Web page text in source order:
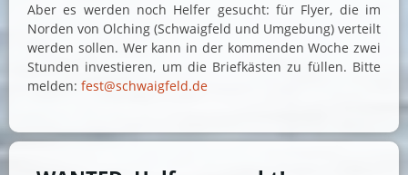
Aber es werden noch Helfer gesucht: für Flyer, die im
Norden von Olching (Schwaigfeld und Umgebung) verteilt
werden sollen. Wer kann in der kommenden Woche zwei
Stunden investieren, um die Briefkästen zu füllen. Bitte
melden: fest@schwaigfeld.de